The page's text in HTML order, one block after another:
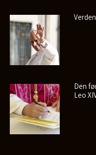
Den
Leo